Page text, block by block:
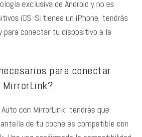
exclusiva de Android y no es
iOS. Si tienes un iPhone, tendrás
para conectar tu dispositivo a la
para conectar
MirrorLink?
con MirrorLink, tendrás que
de tu coche es compatible con